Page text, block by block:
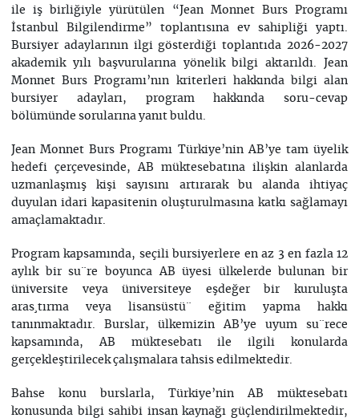
ile iş birliğiyle yürütülen “Jean Monnet Burs Programı
İstanbul Bilgilendirme” toplantısına ev sahipliği yaptı.
Bursiyer adaylarının ilgi gösterdiği toplantıda 2026-2027
akademik yılı başvurularına yönelik bilgi aktarıldı. Jean
Monnet Burs Programı’nın kriterleri hakkında bilgi alan
bursiyer adayları, program hakkında soru-cevap
bölümünde sorularına yanıt buldu.
Jean Monnet Burs Programı Türkiye’nin AB’ye tam üyelik
hedefi çerçevesinde, AB müktesebatına ilişkin alanlarda
uzmanlaşmış kişi sayısını artırarak bu alanda ihtiyaç
duyulan idari kapasitenin oluşturulmasına katkı sağlamayı
amaçlamaktadır.
Program kapsamında, seçili bursiyerlere en az 3 en fazla 12
aylık bir su¨re boyunca AB üyesi ülkelerde bulunan bir
üniversite veya üniversiteye eşdeğer bir kuruluşta
aras¸tırma veya lisansüstü¨ eğitim yapma hakkı
tanınmaktadır. Burslar, ülkemizin AB’ye uyum su¨rece
kapsamında, AB müktesebatı ile ilgili konularda
gerçekleştirilecek çalışmalara tahsis edilmektedir.
Bahse konu burslarla, Türkiye’nin AB müktesebatı
konusunda bilgi sahibi insan kaynağı güçlendirilmektedir,